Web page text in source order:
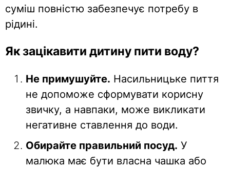
суміш повністю забезпечує потребу в
рідині.
Як зацікавити дитину пити воду?
Не примушуйте. Насильницьке пиття
не допоможе сформувати корисну
звичку, а навпаки, може викликати
негативне ставлення до води.
Обирайте правильний посуд. У
малюка має бути власна чашка або